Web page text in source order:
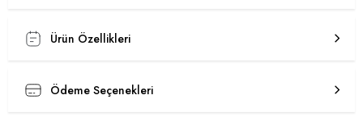
Ürün Özellikleri
Ödeme Seçenekleri